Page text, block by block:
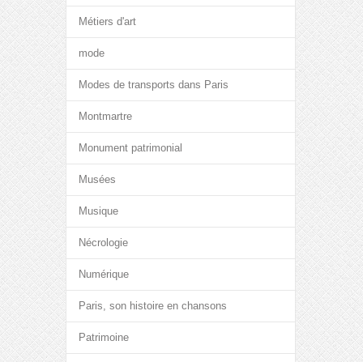
Métiers d'art
mode
Modes de transports dans Paris
Montmartre
Monument patrimonial
Musées
Musique
Nécrologie
Numérique
Paris, son histoire en chansons
Patrimoine